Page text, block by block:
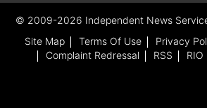
© 2009-2026 Independent News
Site Map
Terms Of Use Privacy
Complaint Redressal
RSS RIO